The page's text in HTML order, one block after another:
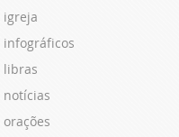
igreja
infográficos
libras
notícias
orações